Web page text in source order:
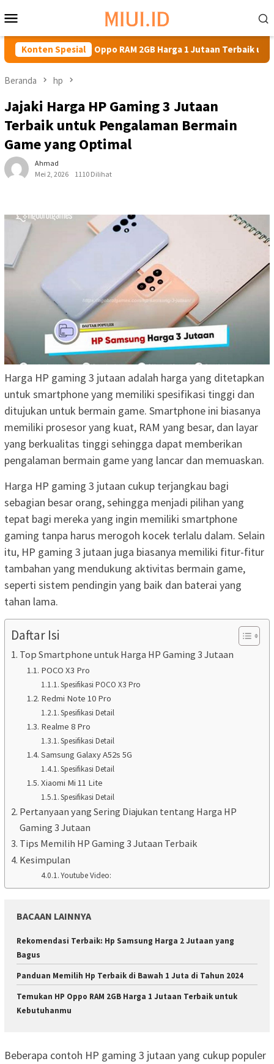
ke
kontenMobile
Konten Spesial
HP Oppo RAM 2GB Harga 1 Jutaan Terbaik untuk
Beranda hp
Jajaki Harga HP Gaming 3 Jutaan
Terbaik untuk Pengalaman Bermain
Game yang Optimal
Ahmad
Mei 2, 2026
1110 Dilihat
Harga HP gaming 3 jutaan adalah harga yang ditetapkan
untuk smartphone yang memiliki spesifikasi tinggi dan
ditujukan untuk bermain game. Smartphone ini biasanya
memiliki prosesor yang kuat, RAM yang besar, dan layar
yang berkualitas tinggi sehingga dapat memberikan
pengalaman bermain game yang lancar dan memuaskan.
Harga HP gaming 3 jutaan cukup terjangkau bagi
sebagian besar orang, sehingga menjadi pilihan yang
tepat bagi mereka yang ingin memiliki smartphone
gaming tanpa harus merogoh kocek terlalu dalam. Selain
itu, HP gaming 3 jutaan juga biasanya memiliki fitur-fitur
tambahan yang mendukung aktivitas bermain game,
seperti sistem pendingin yang baik dan baterai yang
tahan lama.
Daftar Isi
Top Smartphone untuk Harga HP Gaming 3 Jutaan
POCO X3 Pro
Spesifikasi POCO X3 Pro
Redmi Note 10 Pro
Spesifikasi Detail
Realme 8 Pro
Spesifikasi Detail
Samsung Galaxy A52s 5G
Spesifikasi Detail
Xiaomi Mi 11 Lite
Spesifikasi Detail
Pertanyaan yang Sering Diajukan tentang Harga HP
Gaming 3 Jutaan
Tips Memilih HP Gaming 3 Jutaan Terbaik
Kesimpulan
Youtube Video:
BACAAN LAINNYA
Rekomendasi Terbaik: Hp Samsung Harga 2 Jutaan yang
Bagus
Panduan Memilih Hp Terbaik di Bawah 1 Juta di Tahun 2024
Temukan HP Oppo RAM 2GB Harga 1 Jutaan Terbaik untuk
Kebutuhanmu
Beberapa contoh HP gaming 3 jutaan yang cukup populer